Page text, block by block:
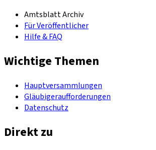
Amtsblatt Archiv
Für Veröffentlicher
Hilfe & FAQ
Wichtige Themen
Hauptversammlungen
Gläubigeraufforderungen
Datenschutz
Direkt zu